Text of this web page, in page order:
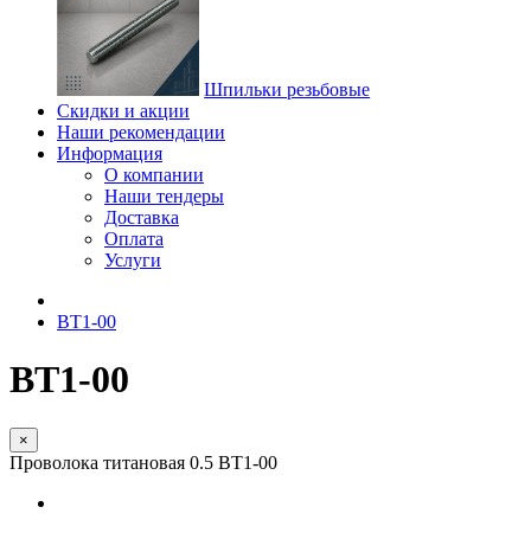
Шпильки резьбовые
Скидки и акции
Наши рекомендации
Информация
О компании
Наши тендеры
Доставка
Оплата
Услуги
ВТ1-00
ВТ1-00
×
Проволока титановая 0.5 ВТ1-00